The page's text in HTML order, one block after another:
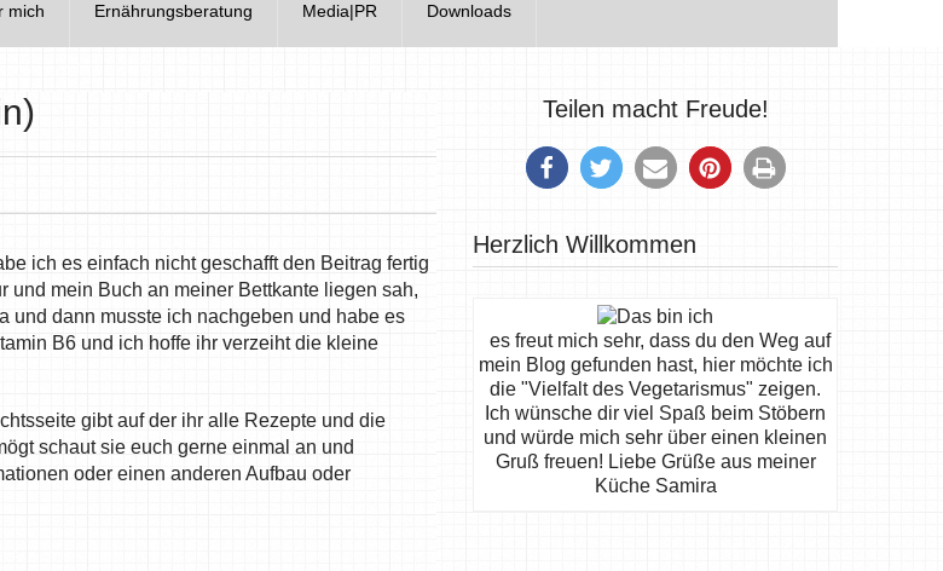
mich Ernährungsberatung Media|PR Downloads
ich es einfach nicht geschafft den Beitrag fertig
und mein Buch an meiner Bettkante liegen sah,
und dann musste ich nachgeben und habe es
B6 und ich hoffe ihr verzeiht die kleine
gibt auf der ihr alle Rezepte und die
schaut sie euch gerne einmal an und
oder einen anderen Aufbau oder
Teilen macht Freude!
Herzlich Willkommen
es freut mich sehr, dass du den Weg auf
mein Blog gefunden hast, hier möchte ich
die "Vielfalt des Vegetarismus" zeigen.
Ich wünsche dir viel Spaß beim Stöbern
und würde mich sehr über einen kleinen
Gruß freuen! Liebe Grüße aus meiner
Küche Samira